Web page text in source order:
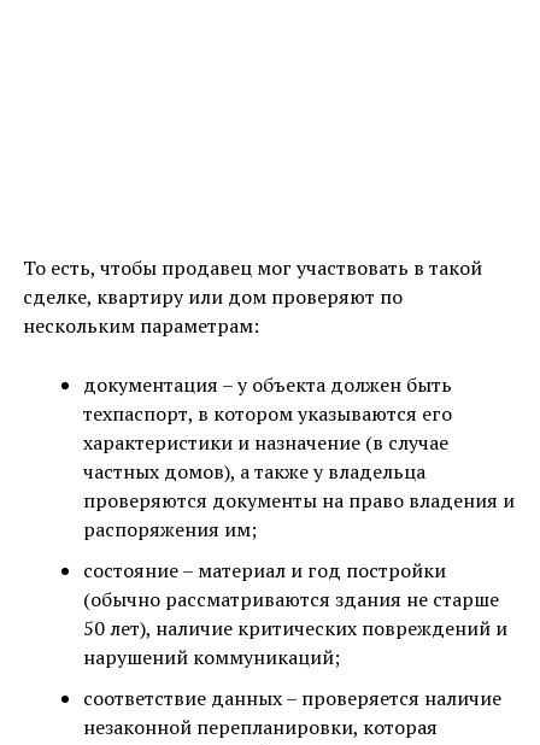
То есть, чтобы продавец мог участвовать в такой
сделке, квартиру или дом проверяют по
нескольким параметрам:
документация – у объекта должен быть
техпаспорт, в котором указываются его
характеристики и назначение (в случае
частных домов), а также у владельца
проверяются документы на право владения и
распоряжения им;
состояние – материал и год постройки
(обычно рассматриваются здания не старше
50 лет), наличие критических повреждений и
нарушений коммуникаций;
соответствие данных – проверяется наличие
незаконной перепланировки, которая